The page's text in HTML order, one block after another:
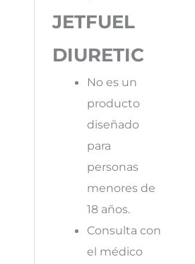
JETFUEL
DIURETIC
No es un
producto
diseñado
para
personas
menores de
18 años.
Consulta con
el médico